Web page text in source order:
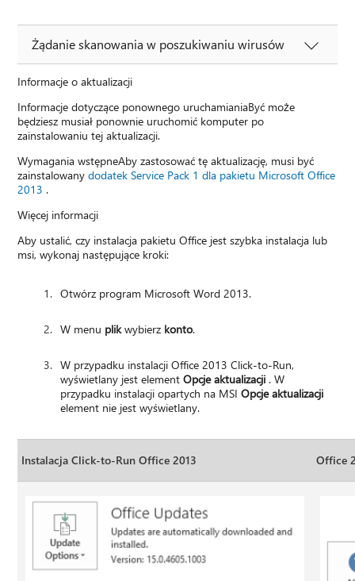
Żądanie skanowania w poszukiwaniu wirusów
Informacje o aktualizacji
Informacje dotyczące ponownego uruchamianiaByć może
będziesz musiał ponownie uruchomić komputer po
zainstalowaniu tej aktualizacji.
Wymagania wstępneAby zastosować tę aktualizację, musi być
zainstalowanydodatek Service Pack 1 dla pakietu Microsoft Office
2013 .
Więcej informacji
Aby ustalić, czy instalacja pakietu Office jest szybka instalacja lub
msi, wykonaj następujące kroki:
Otwórz program Microsoft Word 2013.
W menu plikwybierz konto.
W przypadku instalacji Office 2013 Click-to-Run,
wyświetlany jest elementOpcje aktualizacji . W
przypadku instalacji opartych na MSIOpcje aktualizacji
element nie jest wyświetlany.
Instalacja Click-to-Run Office 2013 Office